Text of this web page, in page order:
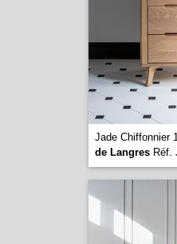
Jade Chiffonnier
de LangresRéf.